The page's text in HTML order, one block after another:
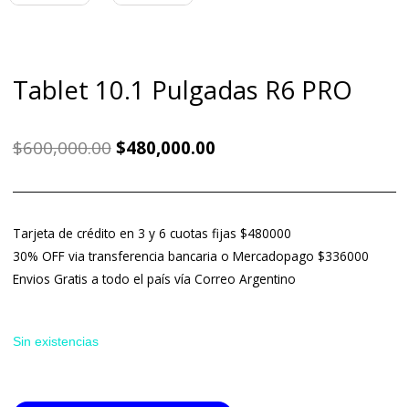
Tablet 10.1 Pulgadas R6 PRO
$600,000.00 El
original
$600,000.00.
$480,000.00El
actual
$480,000.00.
Tarjeta de crédito en 3 y 6 cuotas fijas $480000
30% OFF via transferencia bancaria o Mercadopago $336000
Envios Gratis a todo el país vía Correo Argentino
Sin existencias